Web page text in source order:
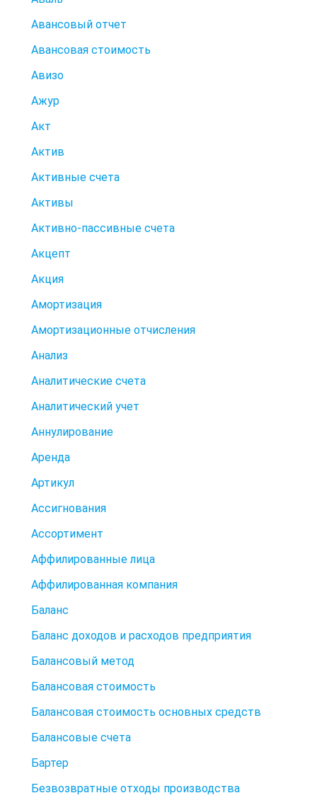
Авансовый отчет
Авансовая стоимость
Авизо
Ажур
Акт
Актив
Активные счета
Активы
Активно-пассивные счета
Акцепт
Акция
Амортизация
Амортизационные отчисления
Анализ
Аналитические счета
Аналитический учет
Аннулирование
Аренда
Артикул
Ассигнования
Ассортимент
Аффилированные лица
Аффилированная компания
Баланс
Баланс доходов и расходов предприятия
Балансовый метод
Балансовая стоимость
Балансовая стоимость основных средств
Балансовые счета
Бартер
Безвозвратные отходы производства